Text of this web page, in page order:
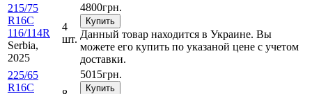
215/75
R16C
116/114R
Serbia,
2025
4
шт.
4800грн.
Купить
Данный товар находится в Украине. Вы
можете его купить по указаной цене с учетом
доставки.
225/65
R16C
5015грн.
Купить